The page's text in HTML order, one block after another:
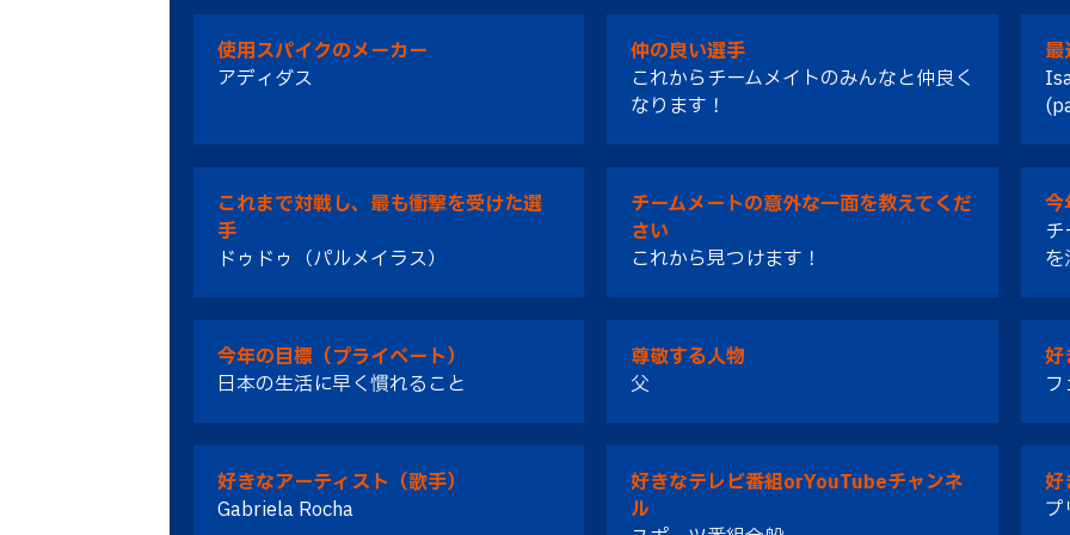
使用スパイクのメーカー
アディダス
仲の良い選手
これからチームメイトのみんなと仲良く
なります！
これまで対戦し、最も衝撃を受けた選
手
ドゥドゥ（パルメイラス）
チームメートの意外な一面を教えてくだ
さい
これから見つけます！
今
を
今年の目標（プライベート）
日本の生活に早く慣れること
尊敬する人物
父
好
好きなアーティスト（歌手）
Gabriela Rocha
好きなテレビ番組orYouTubeチャンネ
ル
好